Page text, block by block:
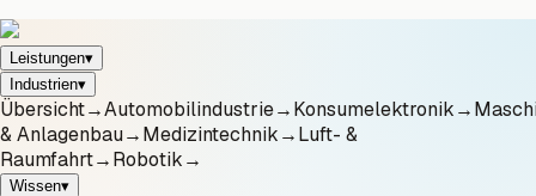
Leistungen▾
Industrien▾
Übersicht→Automobilindustrie→Konsumelektronik→
& Anlagenbau→Medizintechnik→Luft- &
Raumfahrt→Robotik→
Wissen▾